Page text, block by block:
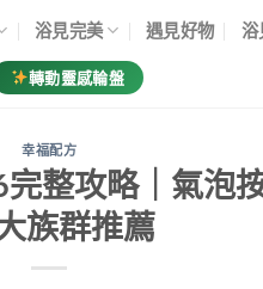
浴見完美 遇見好物 浴
轉動靈感輪盤
幸福配方
整攻略｜氣泡
族群推薦